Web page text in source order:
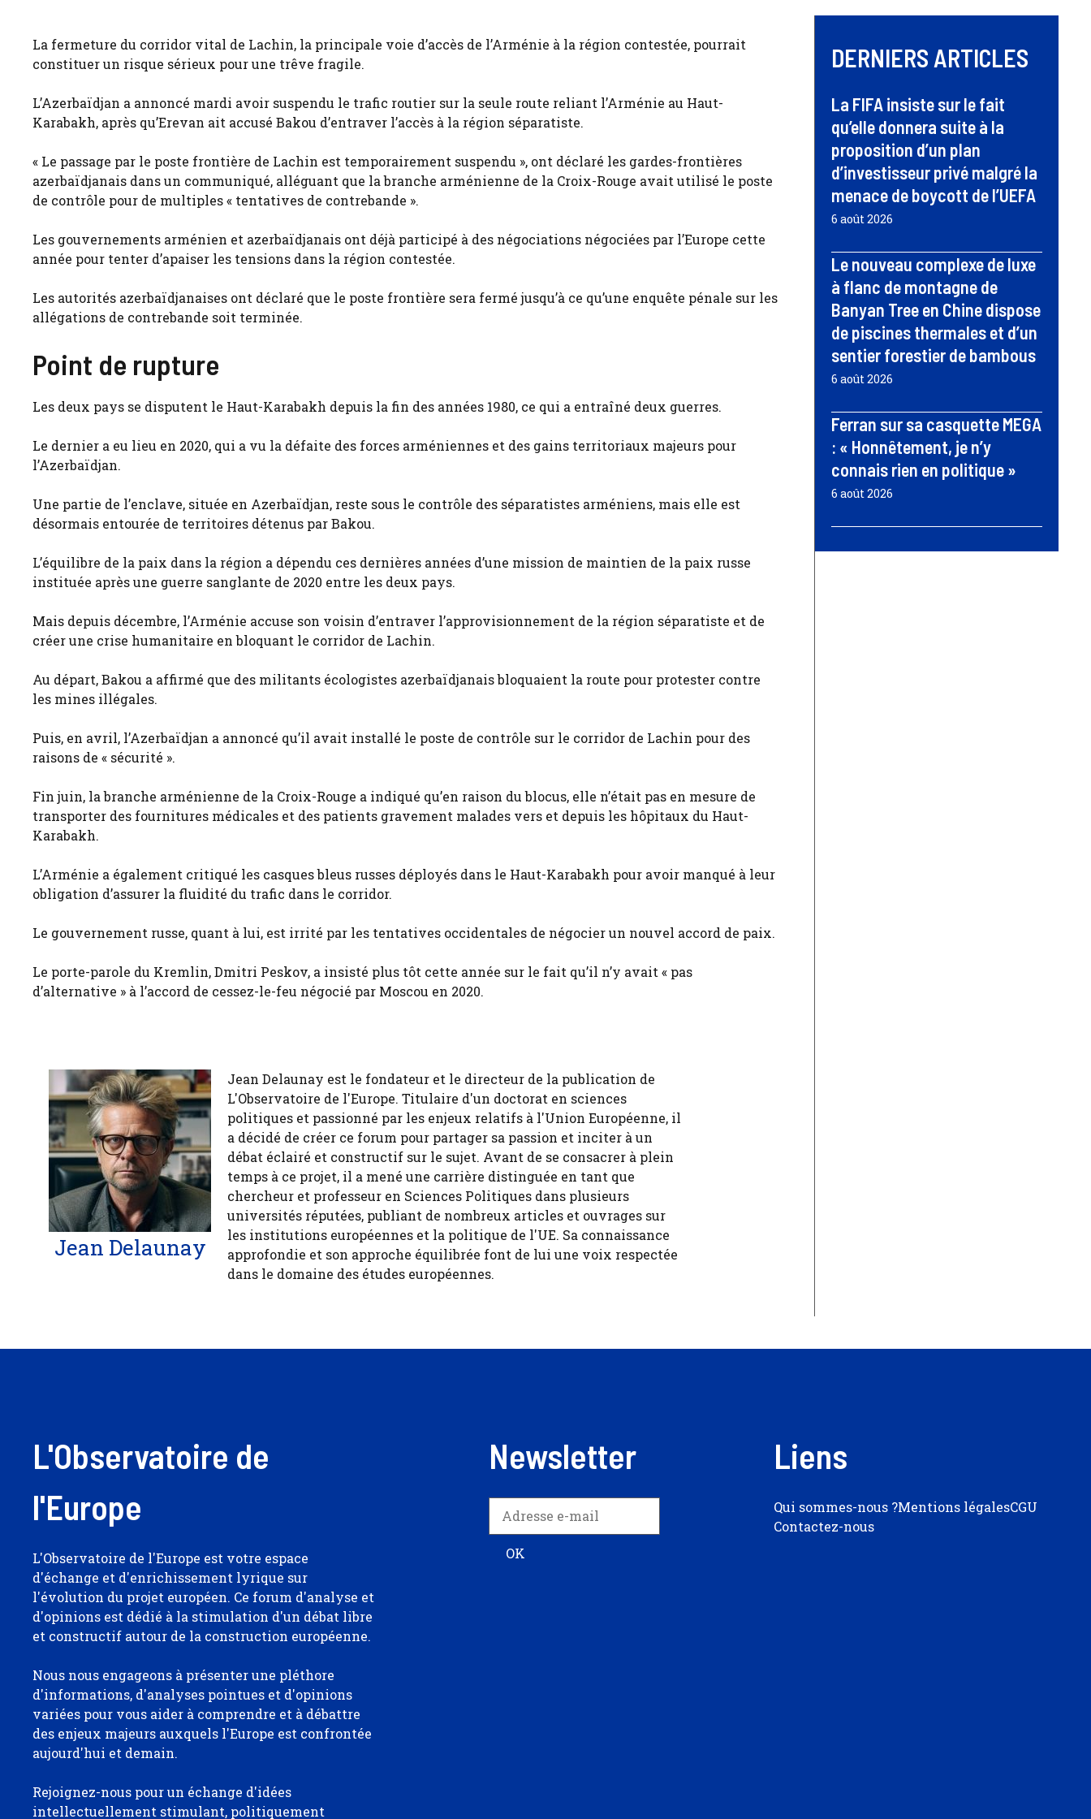
La fermeture du corridor vital de Lachin, la principale voie d’accès de l’Arménie à la région contestée, pourrait
constituer un risque sérieux pour une trêve fragile.
L’Azerbaïdjan a annoncé mardi avoir suspendu le trafic routier sur la seule route reliant l’Arménie au Haut-
Karabakh, après qu’Erevan ait accusé Bakou d’entraver l’accès à la région séparatiste.
« Le passage par le poste frontière de Lachin est temporairement suspendu », ont déclaré les gardes-frontières
azerbaïdjanais dans un communiqué, alléguant que la branche arménienne de la Croix-Rouge avait utilisé le poste
de contrôle pour de multiples « tentatives de contrebande ».
Les gouvernements arménien et azerbaïdjanais ont déjà participé à des négociations négociées par l’Europe cette
année pour tenter d’apaiser les tensions dans la région contestée.
Les autorités azerbaïdjanaises ont déclaré que le poste frontière sera fermé jusqu’à ce qu’une enquête pénale sur les
allégations de contrebande soit terminée.
Point de rupture
Les deux pays se disputent le Haut-Karabakh depuis la fin des années 1980, ce qui a entraîné deux guerres.
Le dernier a eu lieu en 2020, qui a vu la défaite des forces arméniennes et des gains territoriaux majeurs pour
l’Azerbaïdjan.
Une partie de l’enclave, située en Azerbaïdjan, reste sous le contrôle des séparatistes arméniens, mais elle est
désormais entourée de territoires détenus par Bakou.
L’équilibre de la paix dans la région a dépendu ces dernières années d’une mission de maintien de la paix russe
instituée après une guerre sanglante de 2020 entre les deux pays.
Mais depuis décembre, l’Arménie accuse son voisin d’entraver l’approvisionnement de la région séparatiste et de
créer une crise humanitaire en bloquant le corridor de Lachin.
Au départ, Bakou a affirmé que des militants écologistes azerbaïdjanais bloquaient la route pour protester contre
les mines illégales.
Puis, en avril, l’Azerbaïdjan a annoncé qu’il avait installé le poste de contrôle sur le corridor de Lachin pour des
raisons de « sécurité ».
Fin juin, la branche arménienne de la Croix-Rouge a indiqué qu’en raison du blocus, elle n’était pas en mesure de
transporter des fournitures médicales et des patients gravement malades vers et depuis les hôpitaux du Haut-
Karabakh.
L’Arménie a également critiqué les casques bleus russes déployés dans le Haut-Karabakh pour avoir manqué à leur
obligation d’assurer la fluidité du trafic dans le corridor.
Le gouvernement russe, quant à lui, est irrité par les tentatives occidentales de négocier un nouvel accord de paix.
Le porte-parole du Kremlin, Dmitri Peskov, a insisté plus tôt cette année sur le fait qu’il n’y avait « pas
d’alternative » à l’accord de cessez-le-feu négocié par Moscou en 2020.
Jean Delaunay
Jean Delaunay est le fondateur et le directeur de la publication de
L'Observatoire de l'Europe. Titulaire d'un doctorat en sciences
politiques et passionné par les enjeux relatifs à l'Union Européenne, il
a décidé de créer ce forum pour partager sa passion et inciter à un
débat éclairé et constructif sur le sujet. Avant de se consacrer à plein
temps à ce projet, il a mené une carrière distinguée en tant que
chercheur et professeur en Sciences Politiques dans plusieurs
universités réputées, publiant de nombreux articles et ouvrages sur
les institutions européennes et la politique de l'UE. Sa connaissance
approfondie et son approche équilibrée font de lui une voix respectée
dans le domaine des études européennes.
DERNIERS ARTICLES
La FIFA insiste sur le fait
qu’elle donnera suite à la
proposition d’un plan
d’investisseur privé malgré la
menace de boycott de l’UEFA
6 août 2026
Le nouveau complexe de luxe
à flanc de montagne de
Banyan Tree en Chine dispose
de piscines thermales et d’un
sentier forestier de bambous
6 août 2026
Ferran sur sa casquette MEGA
: « Honnêtement, je n’y
connais rien en politique »
6 août 2026
L'Observatoire de
l'Europe
L'Observatoire de l'Europe est votre espace
d'échange et d'enrichissement lyrique sur
l'évolution du projet européen. Ce forum d'analyse et
d'opinions est dédié à la stimulation d'un débat libre
et constructif autour de la construction européenne.
Nous nous engageons à présenter une pléthore
d'informations, d'analyses pointues et d'opinions
variées pour vous aider à comprendre et à débattre
des enjeux majeurs auxquels l'Europe est confrontée
aujourd'hui et demain.
Rejoignez-nous pour un échange d'idées
intellectuellement stimulant, politiquement
Newsletter Liens
Qui sommes-nous ?Mentions légalesCGU
Contactez-nous